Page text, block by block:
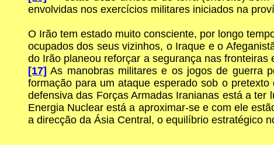
envolvidas nos exercícios militares iniciados na
O Irão tem estado muito consciente, por longo
ocupados dos seus vizinhos, o Iraque e o
do Irão planeou reforçar a segurança nas
[17] As manobras militares e os jogos de guerra
formação para um ataque esperado sob o
defensiva das Forças Armadas Iranianas está a
Energia Nuclear está a aproximar-se e com ele
a direcção da Ásia Central, o equilíbrio estratégico